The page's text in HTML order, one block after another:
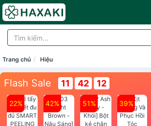
Trang chủ Hiệu
Flash Sale 11 42 12
22% 42% 51% 39%